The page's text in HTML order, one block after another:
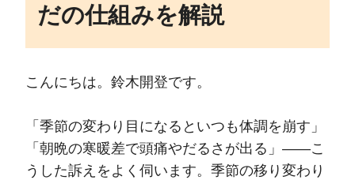
だの仕組みを解説
こんにちは。鈴木開登です。
「季節の変わり目になるといつも体調を崩す」
「朝晩の寒暖差で頭痛やだるさが出る」――こ
うした訴えをよく伺います。季節の移り変わり